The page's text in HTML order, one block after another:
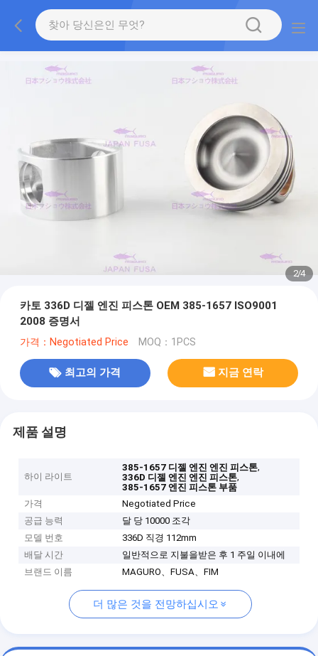
2/4
카토 336D 디젤 엔진 피스톤 OEM 385-1657 ISO9001
2008 증명서
가격：Negotiated Price MOQ：1PCS
최고의 가격 지금 연락
제품 설명
하이 라이트
385-1657 디젤 엔진 엔진 피스톤,
336D 디젤 엔진 엔진 피스톤,
385-1657 엔진 피스톤 부품
가격
Negotiated Price
공급 능력
달 당 10000 조각
모델 번호
336D 직경 112mm
배달 시간
일반적으로 지불을받은 후 1 주일 이내에
브랜드 이름
MAGURO、FUSA、FIM
더 많은 것을 전망하십시오